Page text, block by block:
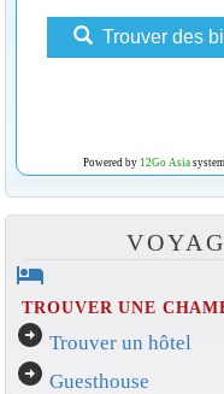
Trouver des
Powered by 12Go Asiasystem
hotel
TROUVER UNE
arrow_circle_right Trouver un hôtel
arrow_circle_right Guesthouse